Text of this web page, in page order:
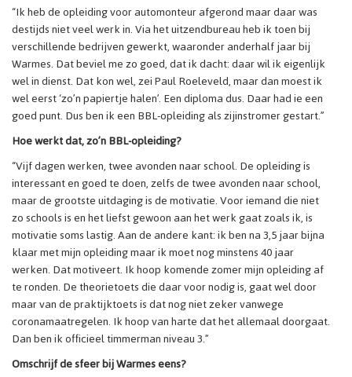
“Ik heb de opleiding voor automonteur afgerond maar daar was
destijds niet veel werk in. Via het uitzendbureau heb ik toen bij
verschillende bedrijven gewerkt, waaronder anderhalf jaar bij
Warmes. Dat beviel me zo goed, dat ik dacht: daar wil ik eigenlijk
wel in dienst. Dat kon wel, zei Paul Roeleveld, maar dan moest ik
wel eerst ‘zo’n papiertje halen’. Een diploma dus. Daar had ie een
goed punt. Dus ben ik een BBL-opleiding als zijinstromer gestart.”
Hoe werkt dat, zo’n BBL-opleiding?
“Vijf dagen werken, twee avonden naar school. De opleiding is
interessant en goed te doen, zelfs de twee avonden naar school,
maar de grootste uitdaging is de motivatie. Voor iemand die niet
zo schools is en het liefst gewoon aan het werk gaat zoals ik, is
motivatie soms lastig. Aan de andere kant: ik ben na 3,5 jaar bijna
klaar met mijn opleiding maar ik moet nog minstens 40 jaar
werken. Dat motiveert. Ik hoop komende zomer mijn opleiding af
te ronden. De theorietoets die daar voor nodig is, gaat wel door
maar van de praktijktoets is dat nog niet zeker vanwege
coronamaatregelen. Ik hoop van harte dat het allemaal doorgaat.
Dan ben ik officieel timmerman niveau 3.”
Omschrijf de sfeer bij Warmes eens?